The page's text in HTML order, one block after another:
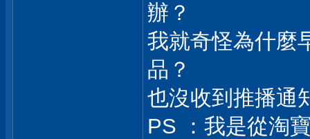
辦？
我就奇怪為什麼
品？
也沒收到推播通
PS ：我是從淘